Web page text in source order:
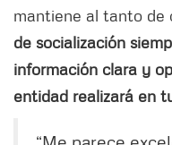
mantiene al tanto de
de socialización
información clara y
entidad realizará en